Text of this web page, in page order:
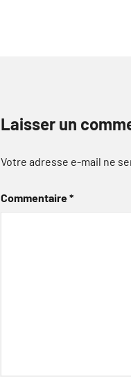
Laisser un
Votre adresse e-mail ne
Commentaire*